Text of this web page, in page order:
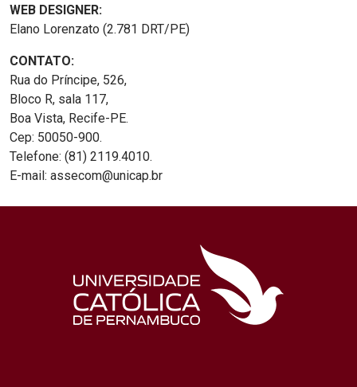
WEB DESIGNER:
Elano Lorenzato (2.781 DRT/PE)
CONTATO:
Rua do Príncipe, 526,
Bloco R, sala 117,
Boa Vista, Recife-PE.
Cep: 50050-900.
Telefone: (81) 2119.4010.
E-mail: assecom@unicap.br